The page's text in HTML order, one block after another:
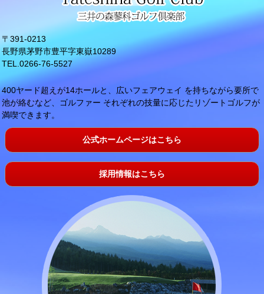
〒391‐0213
長野県茅野市豊平字東嶽10289
TEL.0266-76-5527
400ヤード超えが14ホールと、広いフェアウェイ を持ちながら要所で
池が絡むなど、ゴルファー それぞれの技量に応じたリゾートゴルフが
満喫できます。
公式ホームページはこちら
採用情報はこちら